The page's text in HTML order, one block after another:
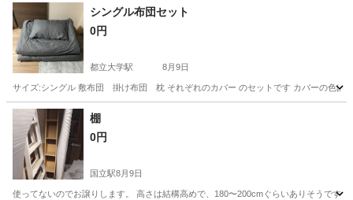
東京 世田谷区 池尻大橋駅 テーブル
シングル布団セット
0円
都立大学駅 8月9日
サイズ:シングル 敷布団 掛け布団 枕 それぞれのカバー のセットです カバーの色は
東京 目黒区 都立大学駅
棚
0円
国立駅8月9日
使ってないのでお譲りします。 高さは結構高めで、180〜200cmぐらいありそうです。